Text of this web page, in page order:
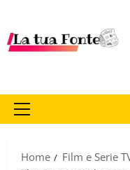
Home
Film e Serie